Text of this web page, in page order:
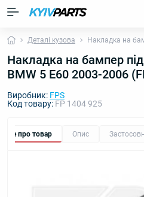
Деталі кузова Накладка на
Накладка на бампер
BMW 5 E60 2003-2006
Виробник: FPS
Код товару: FP 1404 925
Все про товар Опис